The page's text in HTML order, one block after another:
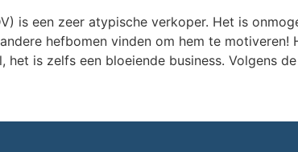
is een zeer atypische verkoper. Het is
hefbomen vinden om hem te
het is zelfs een bloeiende business. Volgens